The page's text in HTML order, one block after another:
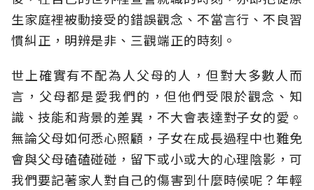
生家庭裡被動接受的錯誤觀念、不當言行、不良習
慣糾正，明辨是非、三觀端正的時刻。
世上確實有不配為人父母的人，但對大多數人而
言，父母都是愛我們的，但他們受限於觀念、知
識、技能和背景的差異，不大會表達對子女的愛。
無論父母如何悉心照顧，子女在成長過程中也難免
會與父母磕磕碰碰，留下或小或大的心理陰影，可
我們要記著家人對自己的傷害到什麼時候呢？年輕